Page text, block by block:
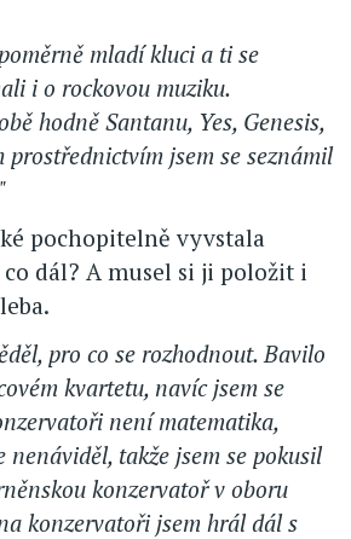
mladí kluci a ti se
i o rockovou muziku.
hodně Santanu, Yes, Genesis,
prostřednictvím jsem se seznámil
pochopitelně vyvstala
dál? A musel si ji položit i
pro co se rozhodnout. Bavilo
kvartetu, navíc jsem se
není matematika,
nenáviděl, takže jsem se pokusil
konzervatoř v oboru
konzervatoři jsem hrál dál s